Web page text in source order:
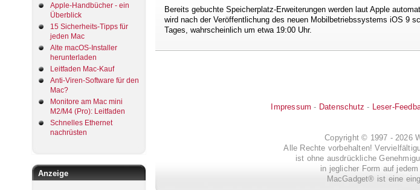
Apple-Handbücher - ein
Überblick
15 Sicherheits-Tipps für
jeden Mac
Alte macOS-Installer
herunterladen
Leitfaden Mac-Kauf
Anti-Viren-Software für den
Mac?
Monitore am Mac mini
M2/M4 (Pro): Leitfaden
Schnelles Ethernet
nachrüsten
Anzeige
Bereits gebuchte Speicherplatz-Erweiterungen werden laut Apple
wird nach der Veröffentlichung des neuen Mobilbetriebssystems iOS 9
Tages, wahrscheinlich um etwa 19:00 Uhr.
Impressum - Datenschutz - Leser-
Copyright © 1997 - 2026
Alle Rechte vorbehalten!
ist ohne ausdrückliche
in jeglicher Form auf
MacGadget® ist eine